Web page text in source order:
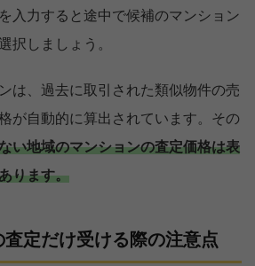
入力すると途中で候補のマンション
択しましょう。
は、過去に取引された類似物件の売
が自動的に算出されています。その
い地域のマンションの査定価格は表
ります。
査定だけ受ける際の注意点